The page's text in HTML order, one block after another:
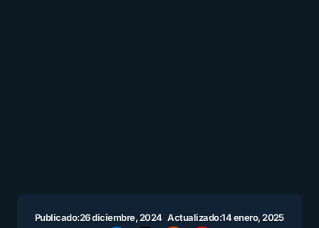
Publicado:26 diciembre, 2024 Actualizado:14 enero, 2025